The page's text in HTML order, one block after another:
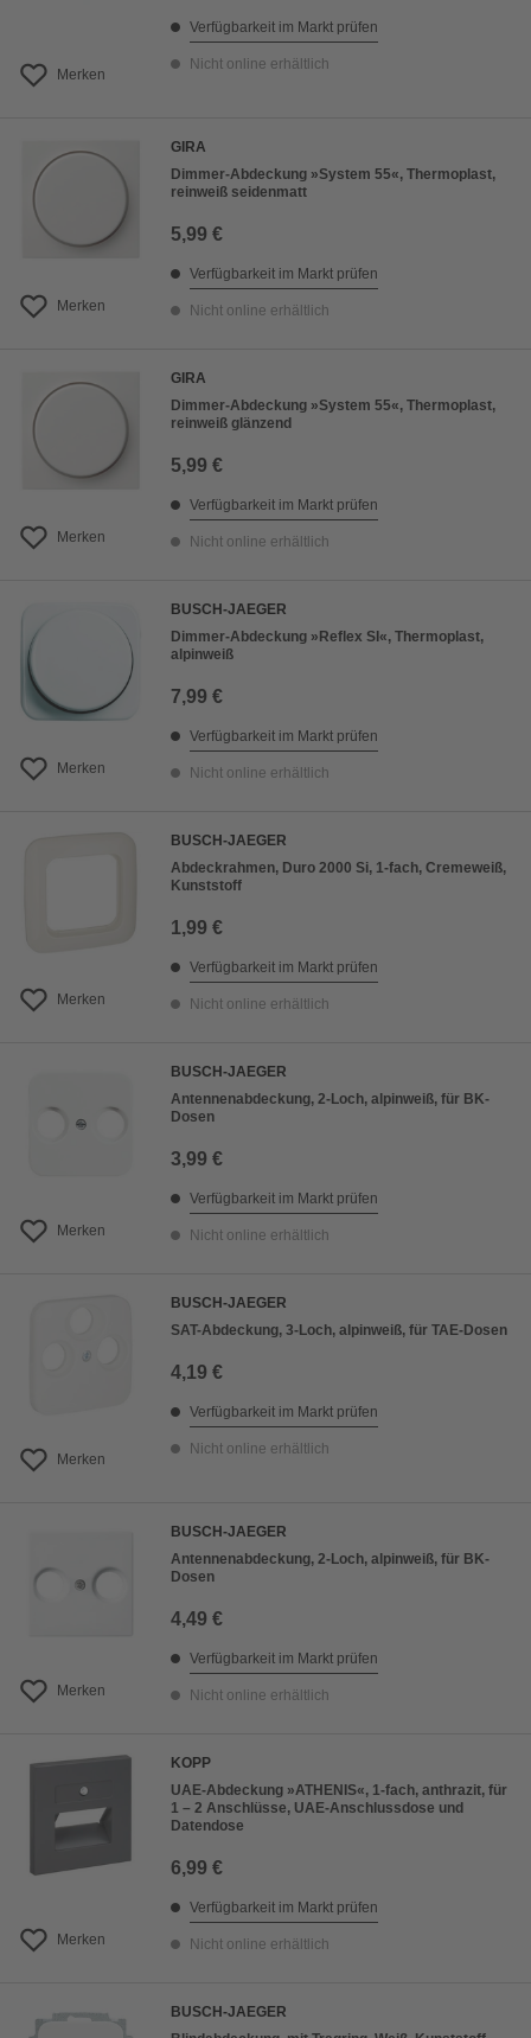
Merken
Verfügbarkeit im Markt prüfen
Nicht online erhältlich
Merken
GIRA
Dimmer-Abdeckung »System 55«, Thermoplast,
reinweiß seidenmatt
5,99 €
Verfügbarkeit im Markt prüfen
Nicht online erhältlich
Merken
GIRA
Dimmer-Abdeckung »System 55«, Thermoplast,
reinweiß glänzend
5,99 €
Verfügbarkeit im Markt prüfen
Nicht online erhältlich
Merken
BUSCH-JAEGER
Dimmer-Abdeckung »Reflex SI«, Thermoplast,
alpinweiß
7,99 €
Verfügbarkeit im Markt prüfen
Nicht online erhältlich
Merken
BUSCH-JAEGER
Abdeckrahmen, Duro 2000 Si, 1-fach, Cremeweiß,
Kunststoff
1,99 €
Verfügbarkeit im Markt prüfen
Nicht online erhältlich
Merken
BUSCH-JAEGER
Antennenabdeckung, 2-Loch, alpinweiß, für BK-
Dosen
3,99 €
Verfügbarkeit im Markt prüfen
Nicht online erhältlich
Merken
BUSCH-JAEGER
SAT-Abdeckung, 3-Loch, alpinweiß, für TAE-Dosen
4,19 €
Verfügbarkeit im Markt prüfen
Nicht online erhältlich
Merken
BUSCH-JAEGER
Antennenabdeckung, 2-Loch, alpinweiß, für BK-
Dosen
4,49 €
Verfügbarkeit im Markt prüfen
Nicht online erhältlich
Merken
KOPP
UAE-Abdeckung »ATHENIS«, 1-fach, anthrazit, für
1 – 2 Anschlüsse, UAE-Anschlussdose und
Datendose
6,99 €
Verfügbarkeit im Markt prüfen
Nicht online erhältlich
BUSCH-JAEGER